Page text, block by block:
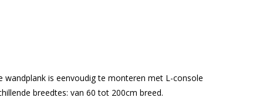
wandplank is eenvoudig te monteren met L-console
breedtes: van 60 tot 200cm breed.